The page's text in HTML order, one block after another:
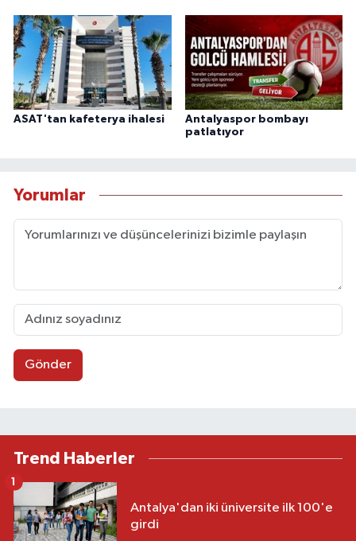
ASAT'tan kafeterya ihalesi
Antalyaspor bombayı
patlatıyor
Yorumlar
Gönder
Trend Haberler
Antalya'dan iki üniversite ilk 100'e
girdi
1